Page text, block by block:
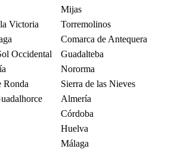
Mijas
Victoria
Torremolinos
Comarca de Antequera
Occidental
Guadalteba
Nororma
Ronda
Sierra de las Nieves
Almería
Córdoba
Huelva
Málaga